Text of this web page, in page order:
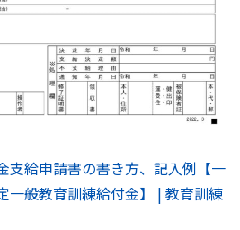
支給申請書の書き方、記入例【一
一般教育訓練給付金】 | 教育訓練